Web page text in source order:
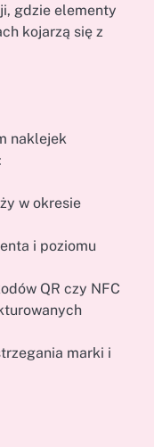
gdzie elementy
kojarzą się z
naklejek
w okresie
i poziomu
QR czy NFC
marki i